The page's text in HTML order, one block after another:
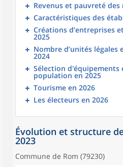
Revenus et pauvreté des
Caractéristiques des
Créations d’entreprises
2025
Nombre d’unités légales
2024
Sélection d'équipements
population en 2025
Tourisme en 2026
Les électeurs en 2026
Évolution et structure
2023
Commune de Rom (79230)